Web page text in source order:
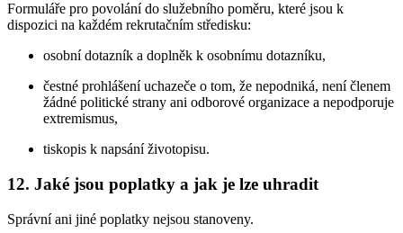
Formuláře pro povolání do služebního poměru, které jsou k
dispozici na každém rekrutačním středisku:
osobní dotazník a doplněk k osobnímu dotazníku,
čestné prohlášení uchazeče o tom, že nepodniká, není členem
žádné politické strany ani odborové organizace a nepodporuje
extremismus,
tiskopis k napsání životopisu.
12. Jaké jsou poplatky a jak je lze uhradit
Správní ani jiné poplatky nejsou stanoveny.